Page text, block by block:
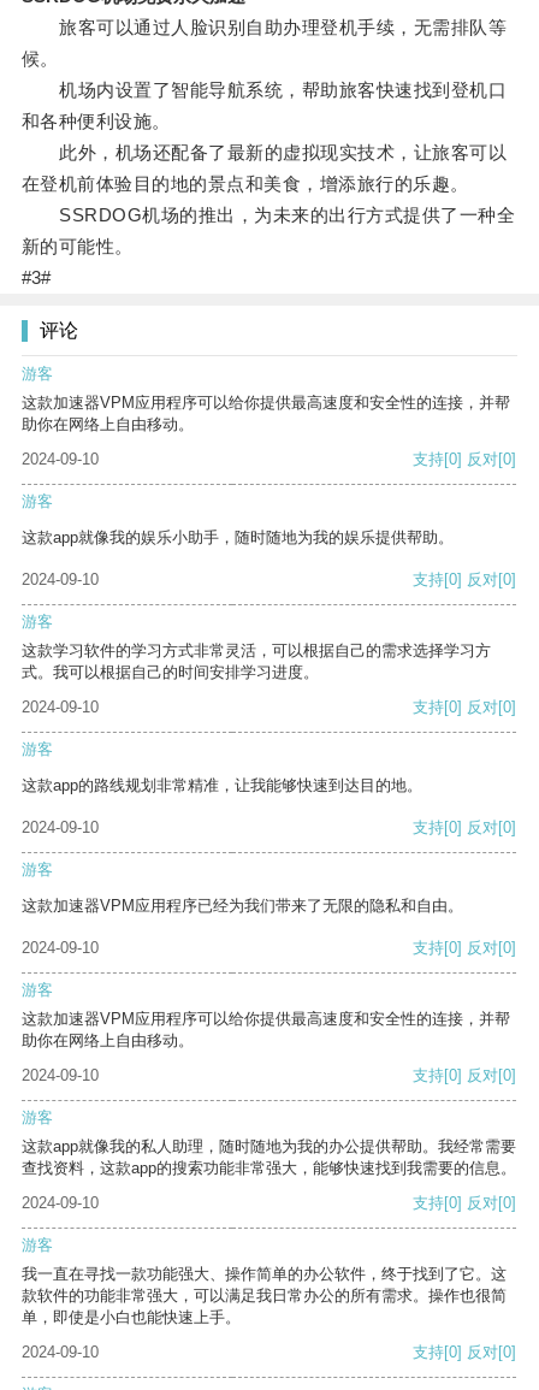
旅客可以通过人脸识别自助办理登机手续，无需排队等
候。
机场内设置了智能导航系统，帮助旅客快速找到登机口
和各种便利设施。
此外，机场还配备了最新的虚拟现实技术，让旅客可以
在登机前体验目的地的景点和美食，增添旅行的乐趣。
SSRDOG机场的推出，为未来的出行方式提供了一种全
新的可能性。
#3#
评论
游客
这款加速器VPM应用程序可以给你提供最高速度和安全性的连接，并帮
助你在网络上自由移动。
2024-09-10
支持[0] 反对[0]
游客
这款app就像我的娱乐小助手，随时随地为我的娱乐提供帮助。
2024-09-10 支持[0] 反对[0]
游客
这款学习软件的学习方式非常灵活，可以根据自己的需求选择学习方
式。我可以根据自己的时间安排学习进度。
2024-09-10
支持[0] 反对[0]
游客
这款app的路线规划非常精准，让我能够快速到达目的地。
2024-09-10 支持[0] 反对[0]
游客
这款加速器VPM应用程序已经为我们带来了无限的隐私和自由。
2024-09-10 支持[0] 反对[0]
游客
这款加速器VPM应用程序可以给你提供最高速度和安全性的连接，并帮
助你在网络上自由移动。
2024-09-10
支持[0] 反对[0]
游客
这款app就像我的私人助理，随时随地为我的办公提供帮助。我经常需要
查找资料，这款app的搜索功能非常强大，能够快速找到我需要的信息。
2024-09-10
支持[0] 反对[0]
游客
我一直在寻找一款功能强大、操作简单的办公软件，终于找到了它。这
款软件的功能非常强大，可以满足我日常办公的所有需求。操作也很简
单，即使是小白也能快速上手。
2024-09-10
支持[0] 反对[0]